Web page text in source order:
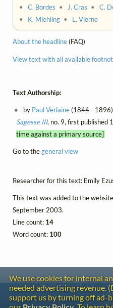
•C. Bordes • J. Cras •C.
• K. Miehling • L. Vierne
About the headline(FAQ)
View text with all available
Text Authorship:
by Paul Verlaine(1844 -
Sagesse III, no. 9, first published
time against a primary source]
Go to thegeneral view
Researcher for this text: Emily
This text was added to the
September 2003.
Line count: 14
Word count: 100
We use cookies for internal
needed advertising revenue.
support us by turning off ad-